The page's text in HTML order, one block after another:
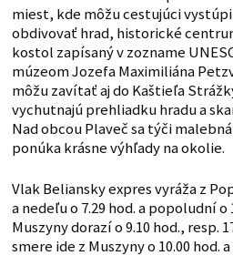
miest, kde môžu cestujúci
obdivovať hrad, historické
kostol zapísaný v zozname
múzeom Jozefa Maximiliána
môžu zavítať aj do Kaštieľa
vychutnajú prehliadku hradu a
Nad obcou Plaveč sa týči
ponúka krásne výhľady na okolie.
Vlak Beliansky expres vyráža z
a nedeľu o 7.29 hod. a popoludní o
Muszyny dorazí o 9.10 hod., resp.
smere ide z Muszyny o 10.00 hod. a